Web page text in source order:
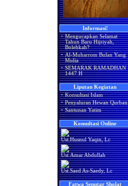
Informasi!
· Mengucapkan Selamat
Tahun Baru Hijriyah,
Bolehkah?
· Al-Muharrom Bulan Yang
Mulia
· SEMARAK RAMADHAN
1447 H
Liputan Kegiatan
· Konsultasi Islam
· Penyaluran Hewan Qurban
· Santunan Yatim
Konsultasi Online
Ust.Husnul Yaqin, Lc
Ust.Amar Abdullah
Ust.Saed As-Saedy, Lc
Fatwa Seputar Sholat